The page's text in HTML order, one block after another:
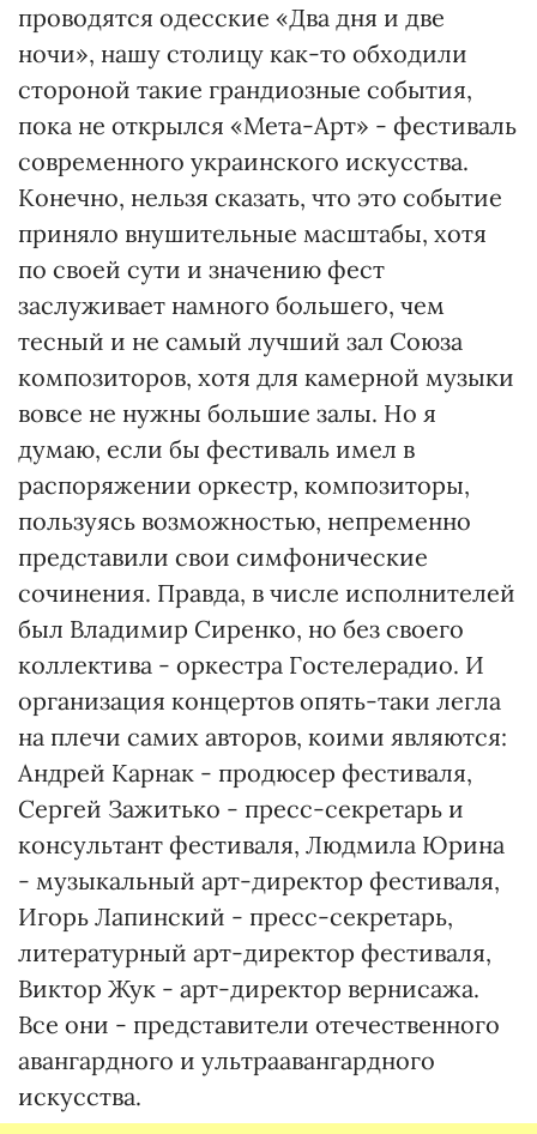
проводятся одесские «Два дня и две
ночи», нашу столицу как-то обходили
стороной такие грандиозные события,
пока не открылся «Мета-Арт» - фестиваль
современного украинского искусства.
Конечно, нельзя сказать, что это событие
приняло внушительные масштабы, хотя
по своей сути и значению фест
заслуживает намного большего, чем
тесный и не самый лучший зал Союза
композиторов, хотя для камерной музыки
вовсе не нужны большие залы. Но я
думаю, если бы фестиваль имел в
распоряжении оркестр, композиторы,
пользуясь возможностью, непременно
представили свои симфонические
сочинения. Правда, в числе исполнителей
был Владимир Сиренко, но без своего
коллектива - оркестра Гостелерадио. И
организация концертов опять-таки легла
на плечи самих авторов, коими являются:
Андрей Карнак - продюсер фестиваля,
Сергей Зажитько - пресс-секретарь и
консультант фестиваля, Людмила Юрина
- музыкальный арт-директор фестиваля,
Игорь Лапинский - пресс-секретарь,
литературный арт-директор фестиваля,
Виктор Жук - арт-директор вернисажа.
Все они - представители отечественного
авангардного и ультраавангардного
искусства.